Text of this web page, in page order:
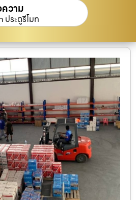
วาม
ประตูรีโมท